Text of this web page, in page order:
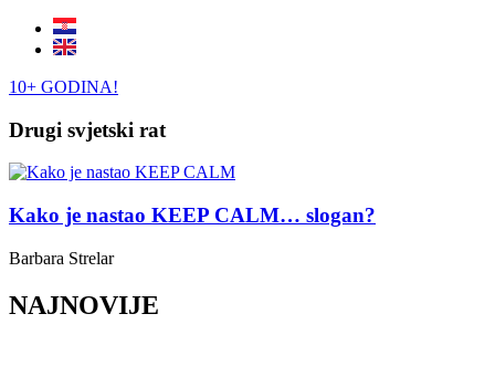
10+ GODINA!
Drugi svjetski rat
Kako je nastao KEEP CALM… slogan?
Barbara Strelar
NAJNOVIJE